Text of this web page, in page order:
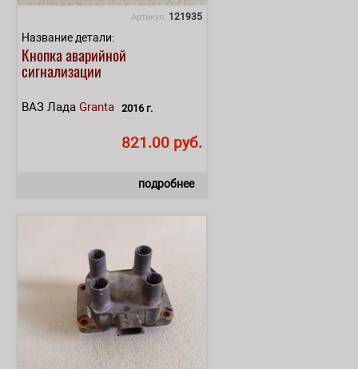
Артикул: 121935
Название детали:
Кнопка аварийной
сигнализации
ВАЗ Лада Granta 2016 г.
821.00 руб.
подробнее